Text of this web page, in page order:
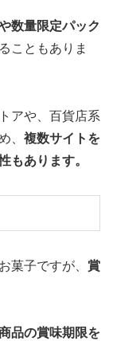
数量限定パック
こともありま
アや、百貨店系
、 複数サイトを
もあります。
菓子ですが、 賞
品の賞味期限を